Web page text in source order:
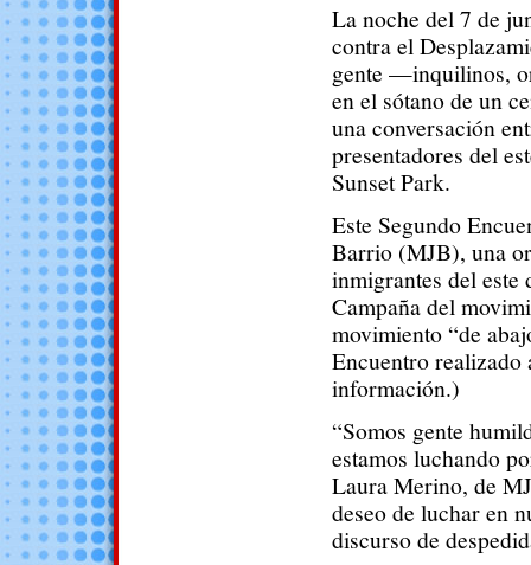
La noche del 7 de
contra el
gente —inquilinos,
en el sótano de un
una conversación
presentadores del
Sunset Park.
Este Segundo
Barrio (MJB), una
inmigrantes del este
Campaña del
movimiento “de
Encuentro realizado
información.)
“Somos gente
estamos luchando
Laura Merino, de
deseo de luchar en
discurso de